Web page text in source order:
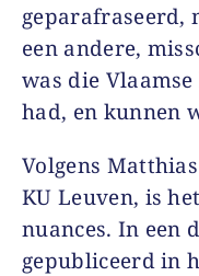
geparafraseerd,
een andere,
was die
had, en kunnen
Volgens
KU Leuven, is
nuances. In een
gepubliceerd in